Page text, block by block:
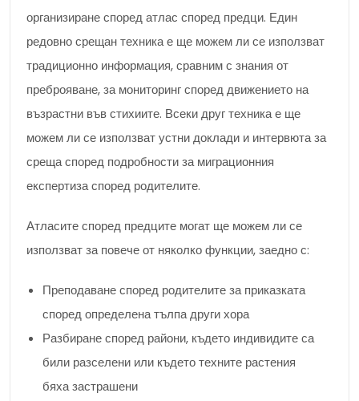
организиране според атлас според предци. Един
редовно срещан техника е ще можем ли се използват
традиционно информация, сравним с знания от
преброяване, за мониторинг според движението на
възрастни във стихиите. Всеки друг техника е ще
можем ли се използват устни доклади и интервюта за
среща според подробности за миграционния
експертиза според родителите.
Атласите според предците могат ще можем ли се
използват за повече от няколко функции, заедно с:
Преподаване според родителите за приказката
според определена тълпа други хора
Разбиране според райони, където индивидите са
били разселени или където техните растения
бяха застрашени